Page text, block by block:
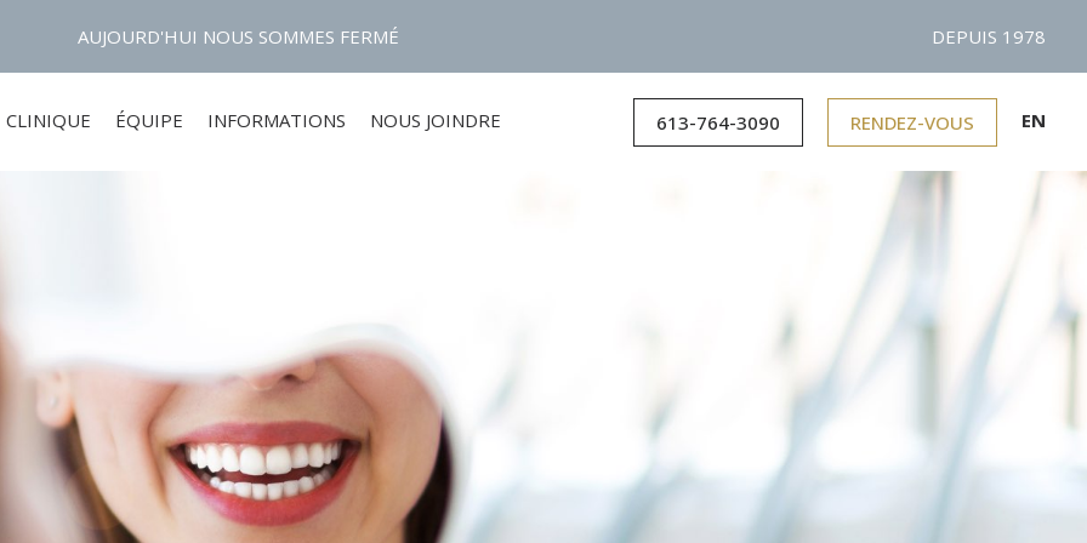
AUJOURD'HUI NOUS SOMMES FERMÉ DEPUIS 1978
CLINIQUE ÉQUIPE INFORMATIONS NOUS JOINDRE 613-764-3090 RENDEZ-VOUS EN